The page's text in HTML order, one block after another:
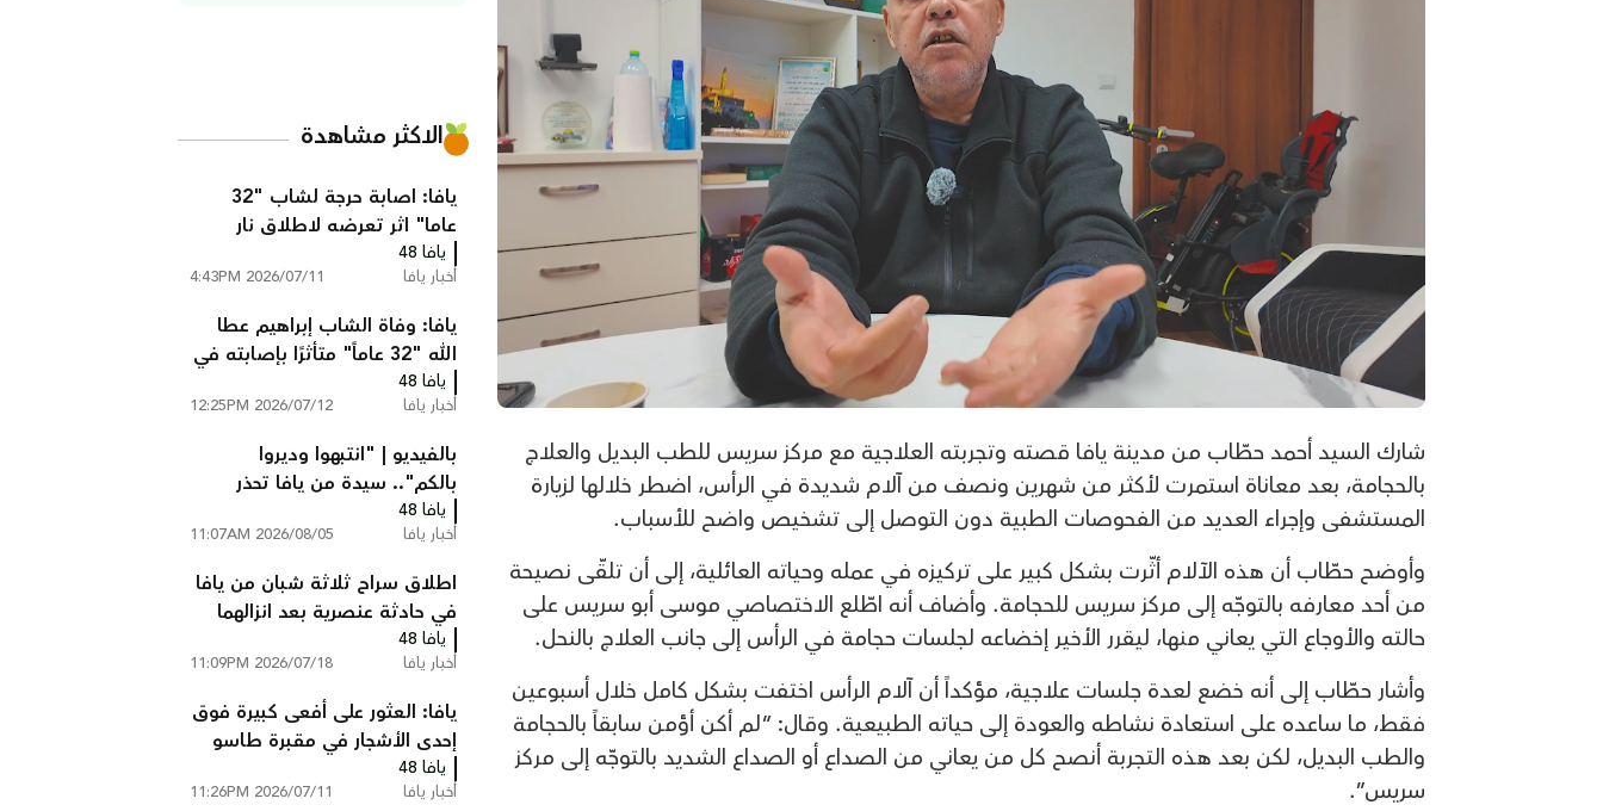
شارك السيد أحمد حطّاب من مدينة يافا قصته وتجربته العلاجية مع مركز سريس للطب البديل والعلاج
بالحجامة، بعد معاناة استمرت لأكثر من شهرين ونصف من آلام شديدة في الرأس، اضطر خلالها لزيارة
المستشفى وإجراء العديد من الفحوصات الطبية دون التوصل إلى تشخيص واضح للأسباب.
وأوضح حطّاب أن هذه الآلام أثّرت بشكل كبير على تركيزه في عمله وحياته العائلية، إلى أن تلقّى نصيحة
من أحد معارفه بالتوجّه إلى مركز سريس للحجامة. وأضاف أنه اطّلع الاختصاصي موسى أبو سريس على
حالته والأوجاع التي يعاني منها، ليقرر الأخير إخضاعه لجلسات حجامة في الرأس إلى جانب العلاج بالنحل.
وأشار حطّاب إلى أنه خضع لعدة جلسات علاجية، مؤكداً أن آلام الرأس اختفت بشكل كامل خلال أسبوعين
فقط، ما ساعده على استعادة نشاطه والعودة إلى حياته الطبيعية. وقال: “لم أكن أؤمن سابقاً بالحجامة
والطب البديل، لكن بعد هذه التجربة أنصح كل من يعاني من الصداع أو الصداع الشديد بالتوجّه إلى مركز
سريس”.
الاكثر مشاهدة
يافا: اصابة حرجة لشاب "32
عاما" اثر تعرضه لاطلاق نار
يافا 48
أخبار يافا 2026/07/11 4:43PM
يافا: وفاة الشاب إبراهيم عطا
الله "32 عاماً" متأثرًا بإصابته في
جريمة إطلاق نار
يافا 48
أخبار يافا 2026/07/12 12:25PM
بالفيديو | "انتبهوا وديروا
بالكم".. سيدة من يافا تحذر
الأهالي بعد حادثة مريبة أمام
منزلها
يافا 48
أخبار يافا 2026/08/05 11:07AM
اطلاق سراح ثلاثة شبان من يافا
في حادثة عنصرية بعد انزالهما
من الطائرة والتنكيل بهم. ما
القصة؟!
يافا 48
أخبار يافا 2026/07/18 11:09PM
يافا: العثور على أفعى كبيرة فوق
إحدى الأشجار في مقبرة طاسو
يافا 48
أخبار يافا 2026/07/11 11:26PM